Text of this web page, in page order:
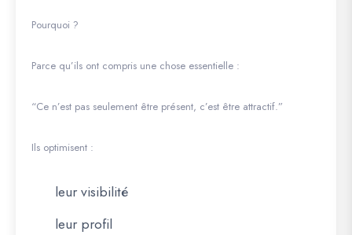
Pourquoi ?
Parce qu’ils ont compris une chose essentielle :
“Ce n’est pas seulement être présent, c’est être attractif.”
Ils optimisent :
leur visibilité
leur profil